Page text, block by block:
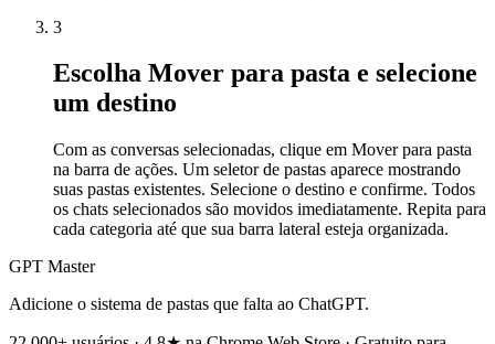
3
Escolha Mover para pasta e selecione
um destino
Com as conversas selecionadas, clique em Mover para pasta
na barra de ações. Um seletor de pastas aparece mostrando
suas pastas existentes. Selecione o destino e confirme. Todos
os chats selecionados são movidos imediatamente. Repita para
cada categoria até que sua barra lateral esteja organizada.
GPT Master
Adicione o sistema de pastas que falta ao ChatGPT.